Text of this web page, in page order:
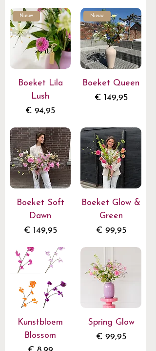
Nieuw
Boeket Lila
Lush
Prijs
€ 94,95
Nieuw
Boeket Queen
Prijs
€ 149,95
Boeket Soft
Dawn
Prijs
€ 149,95
Boeket Glow &
Green
Prijs
€ 99,95
Kunstbloem
Blossom
Spring Glow
Prijs
€ 99,95